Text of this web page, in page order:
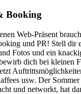
Booking
Web-Präsent
und PR! Stell dir
Fotos und ein
dich bei kleinen
usw. Der
und networkt, hat